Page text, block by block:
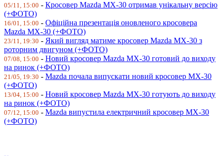
05/11, 15:00 - Кросовер Mazda MX-30 отримав унікальну версію
(+ФОТО)
16/01, 15:00 - Офіційна презентація оновленого кросовера
Mazda MX-30 (+ФОТО)
23/11, 19:30 - Який вигляд матиме кросовер Mazda MX-30 з
роторним двигуном (+ФОТО)
07/08, 15:00 - Новий кросовер Mazda MX-30 готовий до виходу
на ринок (+ФОТО)
21/05, 19:30 - Mazda почала випускати новий кросовер MX-30
(+ФОТО)
13/04, 15:00 - Новий кросовер Mazda MX-30 готують до виходу
на ринок (+ФОТО)
07/12, 15:00 - Mazda випустила електричний кросовер MX-30
(+ФОТО)